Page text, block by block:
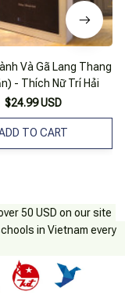
Và Gã Lang Thang
- Thích Nữ Trí Hải
$24.99 USD
TO CART
50 USD on our site
in Vietnam every